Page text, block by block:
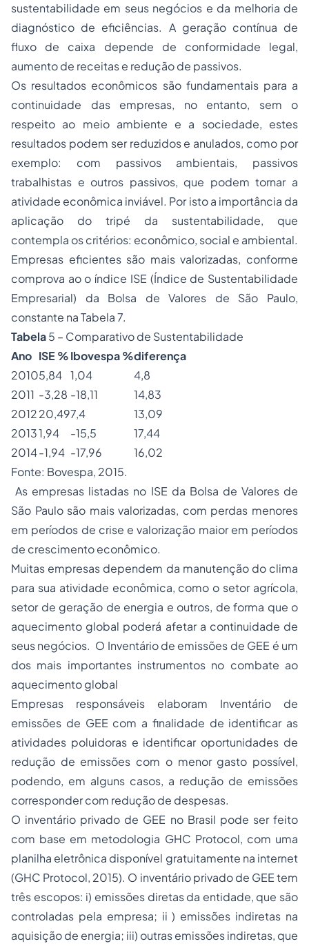
sustentabilidade em seus negócios e da melhoria de
diagnóstico de eficiências. A geração contínua de
fluxo de caixa depende de conformidade legal,
aumento de receitas e redução de passivos.
Os resultados econômicos são fundamentais para a
continuidade das empresas, no entanto, sem o
respeito ao meio ambiente e a sociedade, estes
resultados podem ser reduzidos e anulados, como por
exemplo: com passivos ambientais, passivos
trabalhistas e outros passivos, que podem tornar a
atividade econômica inviável. Por isto a importância da
aplicação do tripé da sustentabilidade, que
contempla os critérios: econômico, social e ambiental.
Empresas eficientes são mais valorizadas, conforme
comprova ao o índice ISE (Índice de Sustentabilidade
Empresarial) da Bolsa de Valores de São Paulo,
constante na Tabela 7.
Tabela5 – Comparativo de Sustentabilidade
Ano ISE %Ibovespa %diferença
20105,84 1,04
4,8
2011 -3,28 -18,11
14,83
201220,497,4
13,09
20131,94 -15,5
17,44
2014-1,94 -17,96
16,02
Fonte: Bovespa, 2015.
As empresas listadas no ISE da Bolsa de Valores de
São Paulo são mais valorizadas, com perdas menores
em períodos de crise e valorização maior em períodos
de crescimento econômico.
Muitas empresas dependem da manutenção do clima
para sua atividade econômica, como o setor agrícola,
setor de geração de energia e outros, de forma que o
aquecimento global poderá afetar a continuidade de
seus negócios. O Inventário de emissões de GEE é um
dos mais importantes instrumentos no combate ao
aquecimento global
Empresas responsáveis elaboram Inventário de
emissões de GEE com a finalidade de identificar as
atividades poluidoras e identificar oportunidades de
redução de emissões com o menor gasto possível,
podendo, em alguns casos, a redução de emissões
corresponder com redução de despesas.
O inventário privado de GEE no Brasil pode ser feito
com base em metodologia GHC Protocol, com uma
planilha eletrônica disponível gratuitamente na internet
(GHC Protocol, 2015). O inventário privado de GEE tem
três escopos: i) emissões diretas da entidade, que são
controladas pela empresa; ii ) emissões indiretas na
aquisição de energia; iii) outras emissões indiretas, que